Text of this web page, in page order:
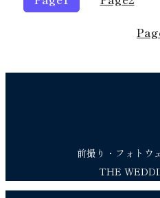
前撮り・フォトウ
THE